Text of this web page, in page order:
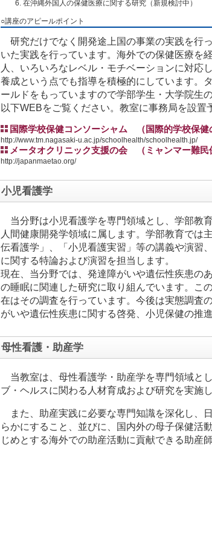
在沖縄外国人の保健医療に関する研究（新規検討中）
○講座のアピールポイント
研究だけでなく開発途上国の事業の実践を行
いた実践を行っています。海外での保健医療を
人、いろいろなレベル・モチベーションに対応
養成という点でも指導を積極的にしています。
ールドをもっていますので学部学生・大学院生
以下WEBをご覧ください。教室に事務局を設置
国際学校保健コンソーシャム （国際的学校保健
http://www.tm.nagasaki-u.ac.jp/schoolhealth/schoolhealth.jp/
メータオクリニック支援の会 （ミャンマー難民
http://japanmaetao.org/
小児看護学
当分野は小児看護学を専門領域とし、学部教
人間健康開発学領域に属します。学部教育では
伝看護学」、「小児看護実習」等の講義や演習
に関する特論および演習を担当します。
現在、当分野では、発達障がいや遺伝性疾患の
の睡眠に関連した研究に取り組んでいます。こ
在はその調査を行っています。今後は実態調査
がいや遺伝性疾患に関する啓発、小児保健の推
母性看護・助産学
当教室は、母性看護学・助産学を専門領域と
ブ・ヘルスに関わる人材育成および研究を実施し
また、助産実践に必要な専門知識を深化し、
らかにすること、並びに、国内外の母子保健活
じめとする海外での助産活動に貢献できる助産